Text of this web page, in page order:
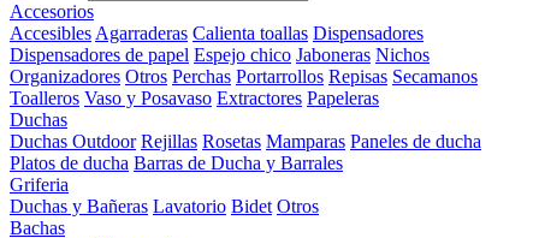
Accesorios
Accesibles Agarraderas Calienta toallas Dispensadores
Dispensadores de papel Espejo chico Jaboneras Nichos
Organizadores Otros Perchas Portarrollos Repisas Secamanos
Toalleros Vaso y Posavaso Extractores Papeleras
Duchas
Duchas Outdoor Rejillas Rosetas Mamparas Paneles de ducha
Platos de ducha Barras de Ducha y Barrales
Griferia
Duchas y Bañeras Lavatorio Bidet Otros
Bachas